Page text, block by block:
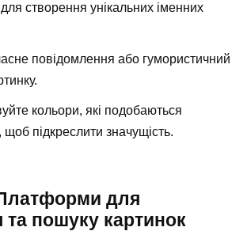
створення унікальних іменних
повідомлення або гумористичний
кольори, які подобаються
щоб підкреслити значущість.
для
та пошуку картинок